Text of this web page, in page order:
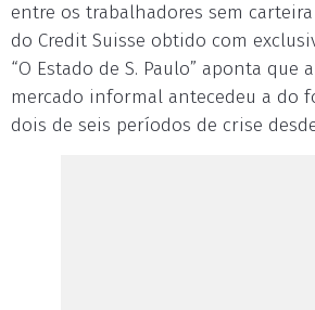
entre os trabalhadores sem
do Credit Suisse obtido com
“O Estado de S. Paulo” aponta que
mercado informal antecedeu a do
dois de seis períodos de crise